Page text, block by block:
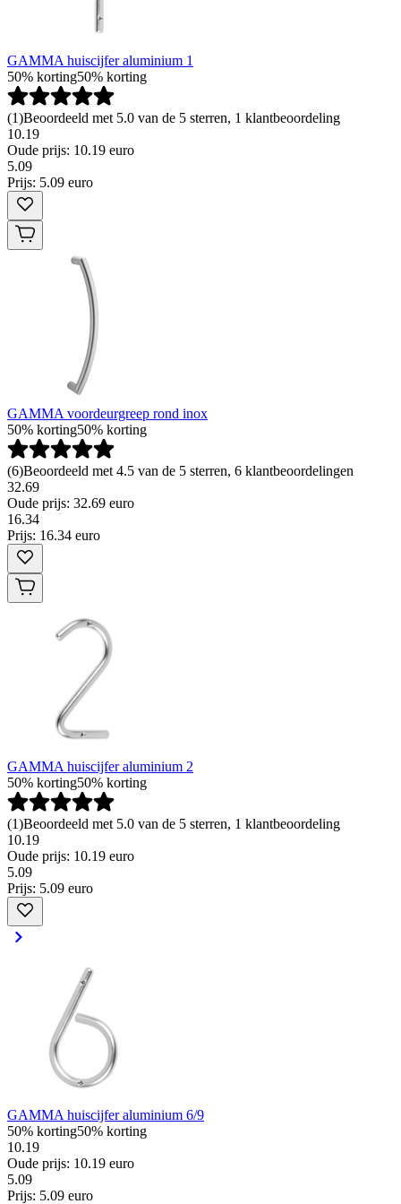
GAMMA huiscijfer aluminium 1
50% korting50% korting
(1)Beoordeeld met 5.0 van de 5 sterren, 1 klantbeoordeling
10.19
Oude prijs: 10.19 euro
5.09
Prijs: 5.09 euro
GAMMA voordeurgreep rond inox
50% korting50% korting
(6)Beoordeeld met 4.5 van de 5 sterren, 6 klantbeoordelingen
32.69
Oude prijs: 32.69 euro
16.34
Prijs: 16.34 euro
GAMMA huiscijfer aluminium 2
50% korting50% korting
(1)Beoordeeld met 5.0 van de 5 sterren, 1 klantbeoordeling
10.19
Oude prijs: 10.19 euro
5.09
Prijs: 5.09 euro
GAMMA huiscijfer aluminium 6/9
50% korting50% korting
10.19
Oude prijs: 10.19 euro
5.09
Prijs: 5.09 euro